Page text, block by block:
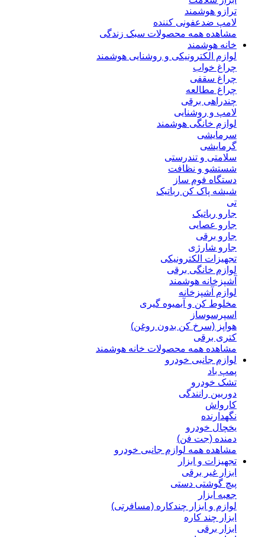
ترازو هوشمند
لامپ ضدعفونی کننده
مشاهده همه محصولات سبک زندگی
خانه هوشمند
لوازم الکترونیکی و روشنایی هوشمند
چراغ خواب
چراغ سقفی
چراغ مطالعه
چندراهی برقی
لامپ و روشنایی
لوازم خانگی هوشمند
سرمایشی
گرمایشی
سلامتی و تندرستی
شستشو و نظافت
دستگاه فوم ساز
شیشه پاک کن رباتیک
تی
جارو رباتیک
جارو عصایی
جارو برقی
جارو شارژی
تجهیزات الکترونیکی
لوازم خانگی برقی
آشپزخانه هوشمند
لوازم آشپزخانه
مخلوط کن و آبمیوه گیری
اسپرسوساز
هواپز (سرخ کن بدون روغن)
کتری برقی
مشاهده همه محصولات خانه هوشمند
لوازم جانبی خودرو
پمپ باد
تشک خودرو
دوربین رانندگی
کارواش
نگهدارنده
یخچال خودرو
دمنده (جت فن)
مشاهده همه لوازم جانبی خودرو
تجهیزات و ابزار
ابزار غیر برقی
پیچ گوشتی دستی
جعبه ابزار
لوازم و ابزار چندکاره (مسافرتی)
ابزار چند کاره
ابزار برقی